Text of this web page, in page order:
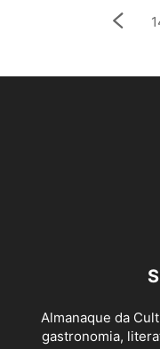
Almanaque da
gastronomia,